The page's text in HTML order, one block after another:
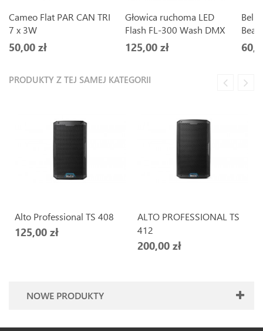
Cameo Flat PAR CAN TRI
7 x 3W
50,00 zł
Głowica ruchoma LED
Flash FL-300 Wash DMX
125,00 zł
PRODUKTY Z TEJ SAMEJ KATEGORII
Alto Professional TS 408
125,00 zł
ALTO PROFESSIONAL TS
412
200,00 zł
NOWE PRODUKTY